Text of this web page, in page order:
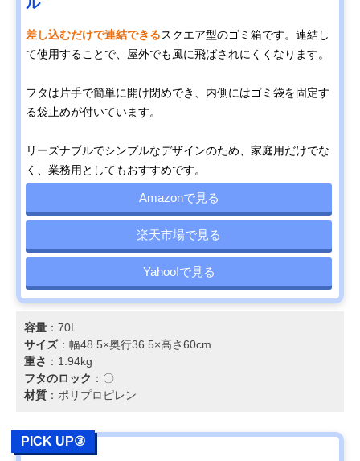
差し込むだけで連結できるスクエア型のゴミ箱です。連結し
て使用することで、屋外でも風に飛ばされにくくなります。
フタは片手で簡単に開け閉めでき、内側にはゴミ袋を固定す
る袋止めが付いています。
リーズナブルでシンプルなデザインのため、家庭用だけでな
く、業務用としてもおすすめです。
Amazonで見る
楽天市場で見る
Yahoo!で見る
容量 ：70L
サイズ：幅48.5×奥行36.5×高さ60cm
重さ ：1.94kg
フタのロック ：〇
材質 ：ポリプロピレン
PICK UP③